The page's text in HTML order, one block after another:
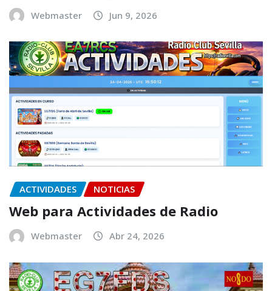
Webmaster Jun 9, 2026
ACTIVIDADES NOTICIAS
Web para Actividades de Radio
Webmaster Abr 24, 2026